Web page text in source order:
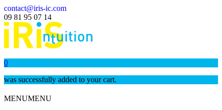
contact@iris-ic.com
09 81 95 07 14
0
was successfully added to your cart.
MENUMENU